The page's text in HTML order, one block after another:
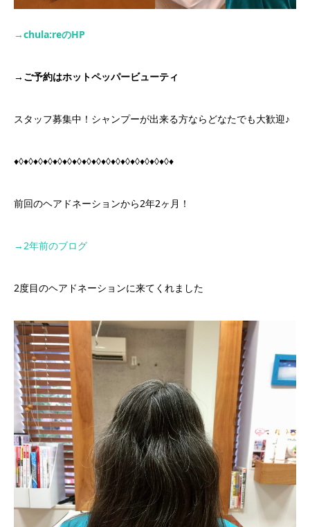
→chula:reのHP
→ ご予約はホットペッパービューティ
スタッフ募集中！シャンプーが出来る方ならどなたでも大歓迎♪
♦◊♦◊♦◊♦◊♦◊♦◊♦◊♦◊♦◊♦◊♦◊♦◊♦◊♦◊♦◊♦◊♦
前回のヘアドネーションから2年2ヶ月！
→2年前のブログ
2度目のヘアドネーションに来てくれました